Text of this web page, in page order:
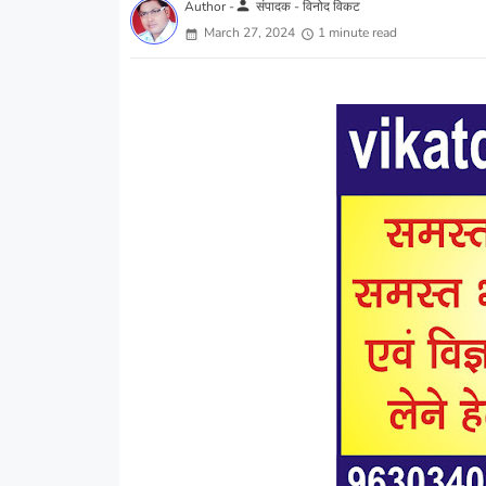
Author -person संपादक - विनोद विकट
March 27, 2024
1 minute read